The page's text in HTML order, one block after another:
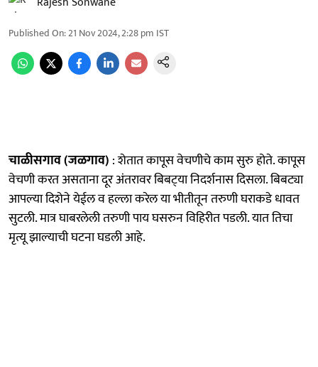
Published On:21 Nov 2024, 2:28 pm IST
चाळीसगाव (जळगाव) : शेतात कापूस वेचणीचे काम सुरु होते. कापूस
वेचणी करत असताना दूर अंतरावर बिबट्‍या निदर्शनास दिसला. बिबट्या
आपल्या दिशेने येईल व हल्ला करेल या भीतीतून तरुणी घराकडे धावत
सुटली. मात्र घाबरलेली तरुणी पाय घसरुन विहिरीत पडली. यात तिचा
मृत्यू झाल्याची घटना घडली आहे.